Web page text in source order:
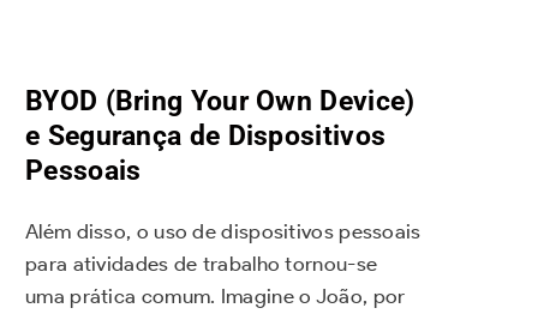
BYOD (Bring Your Own Device)
e Segurança de Dispositivos
Pessoais
Além disso, o uso de dispositivos pessoais
para atividades de trabalho tornou-se
uma prática comum. Imagine o João, por